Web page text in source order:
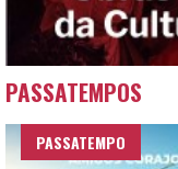
PASSATEMPOS
PASSATEMPO